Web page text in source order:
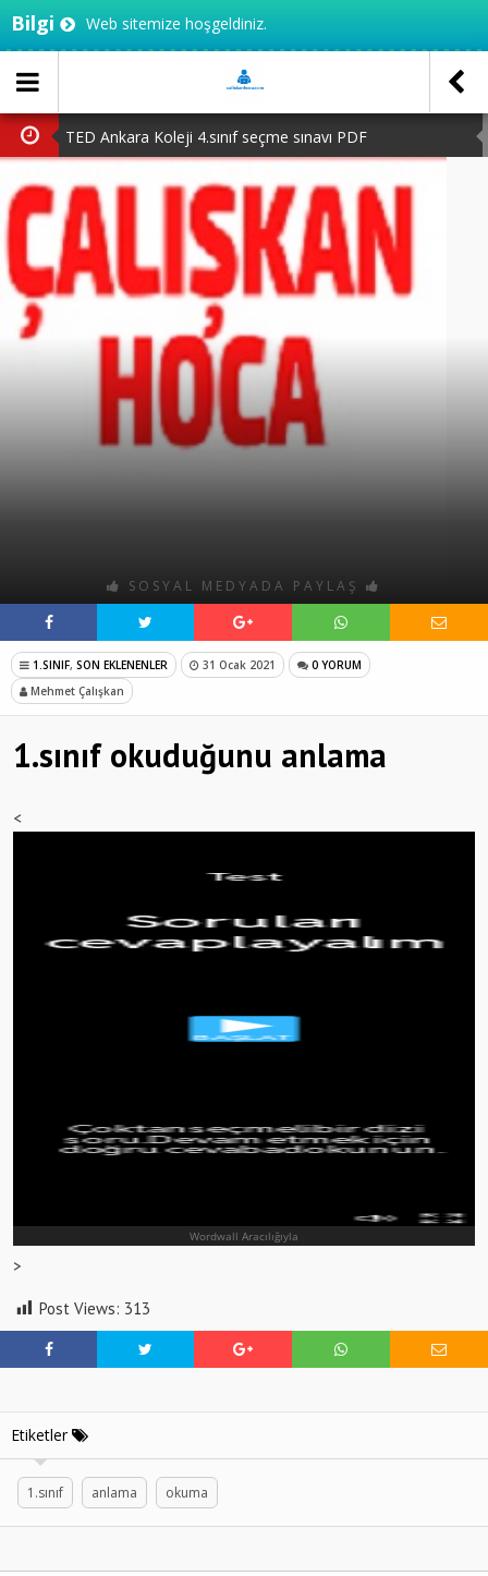
Bilgi Web sitemize hoşgeldiniz.
TED Ankara Koleji 4.sınıf seçme sınavı PDF
2.sınıftan 3’e geçenler için test
20 adet ilimizi haritadan bulalım
3.sınıf MEB çalışma yaprakları
TED Ankara koleji 5.sınıf seçme sınavı PDF
SOSYAL MEDYADA PAYLAŞ
1.SINIF, SON EKLENENLER 31 Ocak 2021
0 YORUM
Mehmet Çalışkan
1.sınıf okuduğunu anlama
<
>
Post Views: 313
Etiketler
1.sınıf anlama okuma